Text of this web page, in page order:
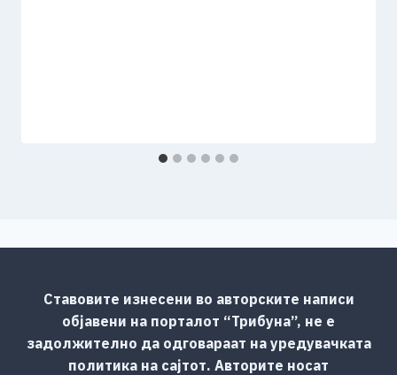
Ставовите изнесени во авторските написи
објавени на порталот “Трибуна”, не е
задолжително да одговараат на уредувачката
политика на сајтот. Авторите носат